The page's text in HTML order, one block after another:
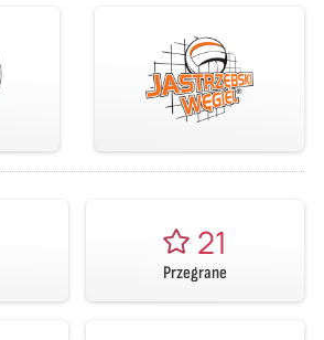
21
Przegrane